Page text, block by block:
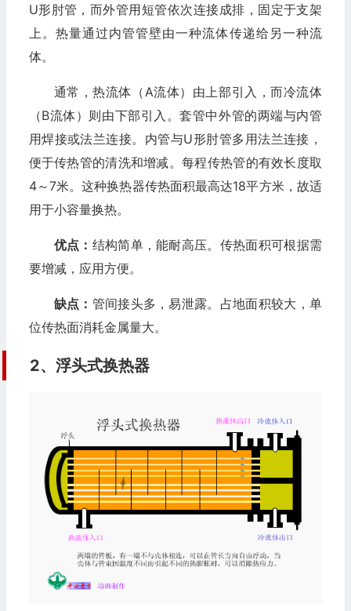
U形肘管，而外管用短管依次连接成排，固定于支架
上。热量通过内管管壁由一种流体传递给另一种流
体。
通常，热流体（A流体）由上部引入，而冷流体
（B流体）则由下部引入。套管中外管的两端与内管
用焊接或法兰连接。内管与U形肘管多用法兰连接，
便于传热管的清洗和增减。每程传热管的有效长度取
4～7米。这种换热器传热面积最高达18平方米，故适
用于小容量换热。
优点： 结构简单，能耐高压。传热面积可根据需
要增减，应用方便。
缺点： 管间接头多，易泄露。占地面积较大，单
位传热面消耗金属量大。
2、浮头式换热器